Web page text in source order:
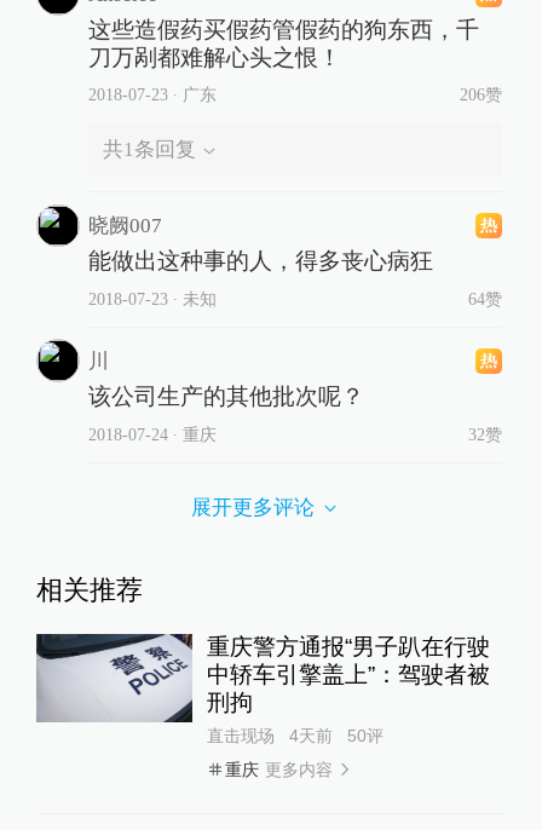
这些造假药买假药管假药的狗东西，千
刀万剐都难解心头之恨！
2018-07-23∙ 广东 206赞
共1条回复
晓阙007
能做出这种事的人，得多丧心病狂
2018-07-23∙ 未知 64赞
川
该公司生产的其他批次呢？
2018-07-24∙ 重庆 32赞
展开更多评论
相关推荐
重庆警方通报“男子趴在行驶
中轿车引擎盖上”：驾驶者被
刑拘
直击现场 4天前 50评
重庆 更多内容